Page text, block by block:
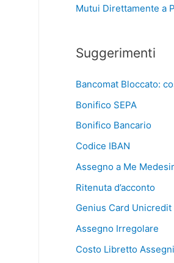
Mutui Direttamente a
Suggerimenti
Bancomat Bloccato:
Bonifico SEPA
Bonifico Bancario
Codice IBAN
Assegno a Me
Ritenuta d’acconto
Genius Card Unicredit
Assegno Irregolare
Costo Libretto Assegni